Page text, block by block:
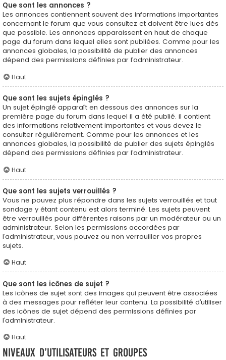
Que sont les annonces ?
Les annonces contiennent souvent des informations importantes
concernant le forum que vous consultez et doivent être lues dès
que possible. Les annonces apparaissent en haut de chaque
page du forum dans lequel elles sont publiées. Comme pour les
annonces globales, la possibilité de publier des annonces
dépend des permissions définies par l’administrateur.
Haut
Que sont les sujets épinglés ?
Un sujet épinglé apparaît en dessous des annonces sur la
première page du forum dans lequel il a été publié. il contient
des informations relativement importantes et vous devez le
consulter régulièrement. Comme pour les annonces et les
annonces globales, la possibilité de publier des sujets épinglés
dépend des permissions définies par l’administrateur.
Haut
Que sont les sujets verrouillés ?
Vous ne pouvez plus répondre dans les sujets verrouillés et tout
sondage y étant contenu est alors terminé. Les sujets peuvent
être verrouillés pour différentes raisons par un modérateur ou un
administrateur. Selon les permissions accordées par
l’administrateur, vous pouvez ou non verrouiller vos propres
sujets.
Haut
Que sont les icônes de sujet ?
Les icônes de sujet sont des images qui peuvent être associées
à des messages pour refléter leur contenu. La possibilité d’utiliser
des icônes de sujet dépend des permissions définies par
l’administrateur.
Haut
Niveaux d’utilisateurs et groupes